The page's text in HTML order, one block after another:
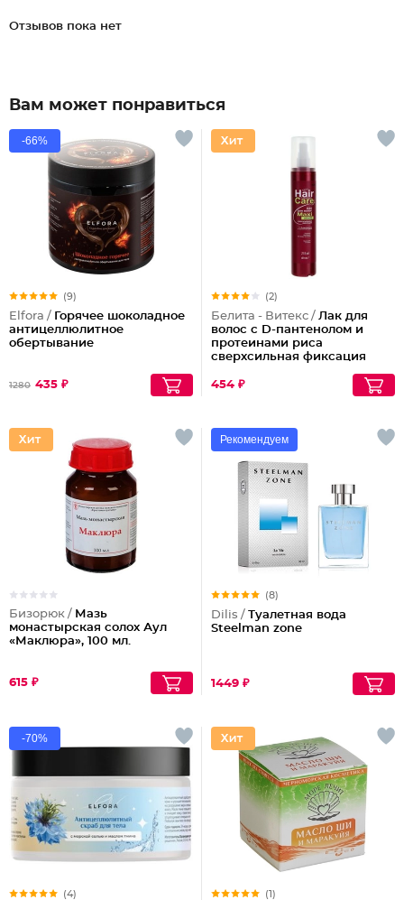
Отзывов пока нет
Вам может понравиться
-66%
(9)
Elfora / Горячее шоколадное
антицеллюлитное
обертывание
1280 435 ₽
(2)
Белита - Витекс / Лак для
волос с D-пантенолом и
протеинами риса
сверхсильная фиксация
454 ₽
Бизорюк / Мазь
монастырская солох Аул
«Маклюра», 100 мл.
615 ₽
Рекомендуем
(8)
Dilis / Туалетная вода
Steelman zone
1449 ₽
-70%
(4) (1)